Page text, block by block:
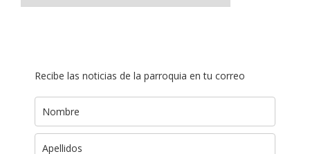
Recibe las noticias de la parroquia en tu correo